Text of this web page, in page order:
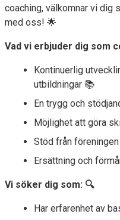
coaching, välkomnar vi dig
med oss! 🌟
Vad vi erbjuder dig som
Kontinuerlig
utbildningar 📚
En trygg och
Möjlighet att göra
Stöd från
Ersättning och
Vi söker dig som: 🔍
Har erfarenhet av